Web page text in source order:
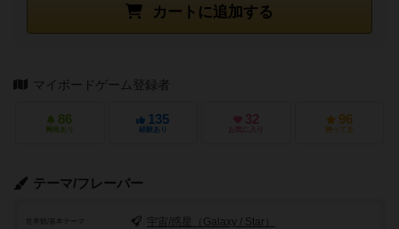
カートに追加する
マイボードゲーム登録者
86
興味あり
135
経験あり
32
お気に入り
96
持ってる
テーマ/フレーバー
世界観/基本テーマ 宇宙/惑星（Galaxy / Star）